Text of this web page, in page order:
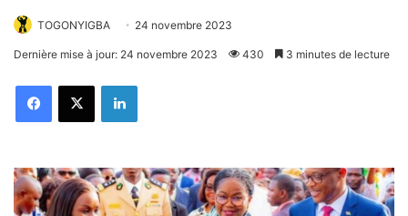
TOGONYIGBA 24 novembre 2023
Dernière mise à jour: 24 novembre 2023 430 3 minutes de lecture
FacebookX Linkedin